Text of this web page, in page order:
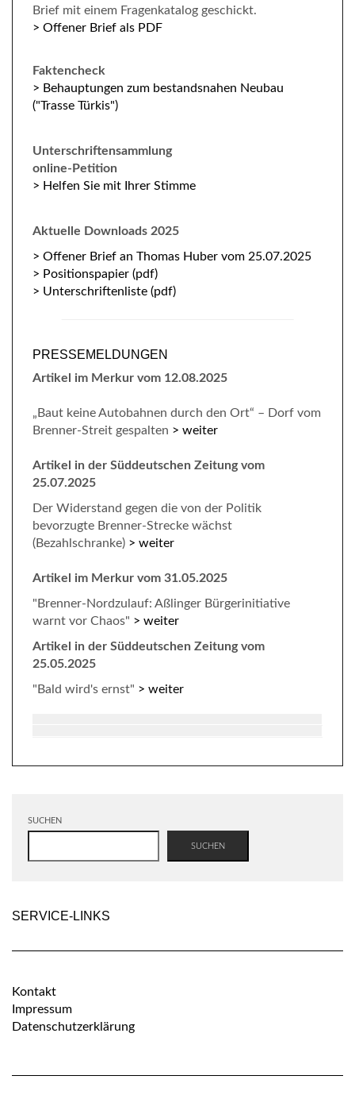
Brief mit einem Fragenkatalog geschickt.
> Offener Brief als PDF
Faktencheck
> Behauptungen zum bestandsnahen Neubau
("Trasse Türkis")
Unterschriftensammlung
online-Petition
> Helfen Sie mit Ihrer Stimme
Aktuelle Downloads 2025
> Offener Brief an Thomas Huber vom 25.07.2025
> Positionspapier (pdf)
> Unterschriftenliste (pdf)
PRESSEMELDUNGEN
Artikel im Merkur vom 12.08.2025
„Baut keine Autobahnen durch den Ort“ – Dorf vom
Brenner-Streit gespalten > weiter
Artikel in der Süddeutschen Zeitung vom
25.07.2025
Der Widerstand gegen die von der Politik
bevorzugte Brenner-Strecke wächst
(Bezahlschranke) > weiter
Artikel im Merkur vom 31.05.2025
"Brenner-Nordzulauf: Aßlinger Bürgerinitiative
warnt vor Chaos" > weiter
Artikel in der Süddeutschen Zeitung vom
25.05.2025
"Bald wird's ernst" > weiter
SUCHEN
SUCHEN
SERVICE-LINKS
Kontakt
Impressum
Datenschutzerklärung